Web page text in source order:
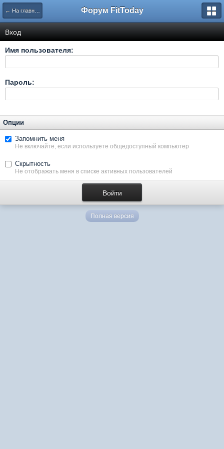
← На главную Форум FitToday
Вход
Имя пользователя:
Пароль:
Опции
Запомнить меня
Не включайте, если используете общедоступный компьютер
Скрытность
Не отображать меня в списке активных пользователей
Полная версия